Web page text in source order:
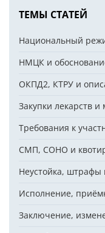
ТЕМЫ СТАТЕЙ
Национальный
НМЦК и
ОКПД2, КТРУ и
Закупки лекарств и
Требования к
СМП, СОНО и
Неустойка, штрафы
Исполнение,
Заключение,